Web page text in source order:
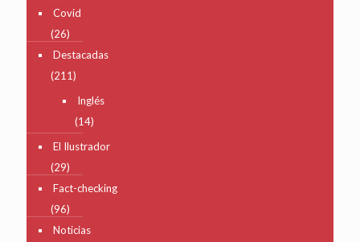
Covid
(26)
Destacadas
(211)
Inglés
(14)
El Ilustrador
(29)
Fact-checking
(96)
Noticias